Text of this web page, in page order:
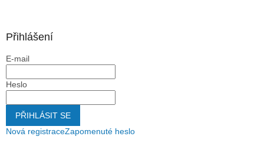
Přihlášení
E-mail
Heslo
PŘIHLÁSIT SE
Nová registraceZapomenuté heslo